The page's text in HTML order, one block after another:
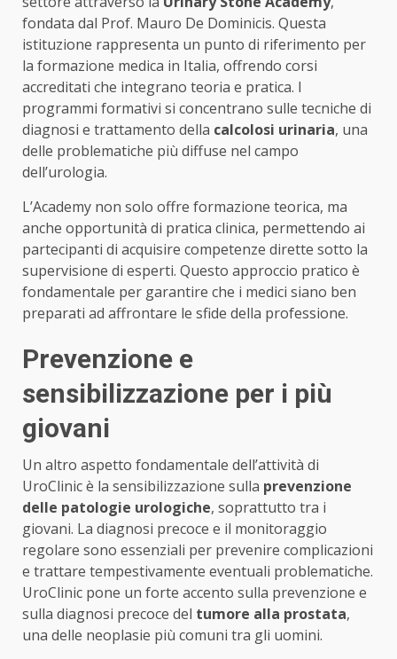
fondata dal Prof. Mauro De Dominicis. Questa
istituzione rappresenta un punto di riferimento per
la formazione medica in Italia, offrendo corsi
accreditati che integrano teoria e pratica. I
programmi formativi si concentrano sulle tecniche di
diagnosi e trattamento della calcolosi urinaria, una
delle problematiche più diffuse nel campo
dell’urologia.
L’Academy non solo offre formazione teorica, ma
anche opportunità di pratica clinica, permettendo ai
partecipanti di acquisire competenze dirette sotto la
supervisione di esperti. Questo approccio pratico è
fondamentale per garantire che i medici siano ben
preparati ad affrontare le sfide della professione.
Prevenzione e
sensibilizzazione per i più
giovani
Un altro aspetto fondamentale dell’attività di
UroClinic è la sensibilizzazione sulla prevenzione
delle patologie urologiche, soprattutto tra i
giovani. La diagnosi precoce e il monitoraggio
regolare sono essenziali per prevenire complicazioni
e trattare tempestivamente eventuali problematiche.
UroClinic pone un forte accento sulla prevenzione e
sulla diagnosi precoce del tumore alla prostata,
una delle neoplasie più comuni tra gli uomini.